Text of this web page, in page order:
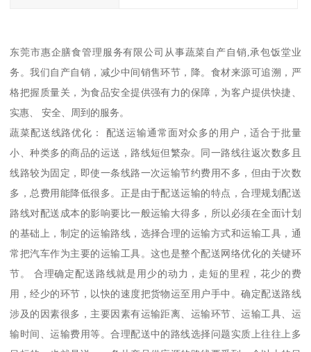
东莞市惠企膳食管理服务有限公司从事蔬菜自产自销,承包饭堂业
务。我们自产自销，减少中间销售环节，降。食材来源可追溯，严
格把握质量关，为食品安全提供强有力的保障，为客户提供快捷、
实惠、 安全、周到的服务。
蔬菜配送线路优化： 配送运输通常面对众多的用户，适合于批量
小、种类多的商品的运送，路线短但繁杂。同一路线往返次数多且
线路较为固定，即使一条线路一次运输节约费用不多，但由于次数
多，总费用能降低很多。正是由于配送运输的特点，合理规划配送
路线对配送成本的影响要比一般运输大得多，所以必须在全面计划
的基础上，制定的运输路线，选择合理的运输方式和运输工具，通
常把汽车作为主要的运输工具。这也是整个配送网络优化的关键环
节。 合理确定配送路线就是用少的动力，走短的里程，花少的费
用，经少的环节，以快的速度把货物运至用户手中。确定配送路线
涉及的因素很多，主要因素有运输距离、运输环节、运输工具、运
输时间、运输费用等。合理配送中的路线选择问题实质上往往上多